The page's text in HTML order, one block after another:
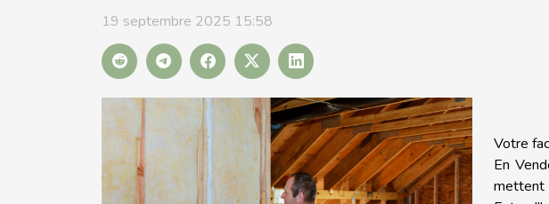
19 septembre 2025 15:58
Votre
En
mettent